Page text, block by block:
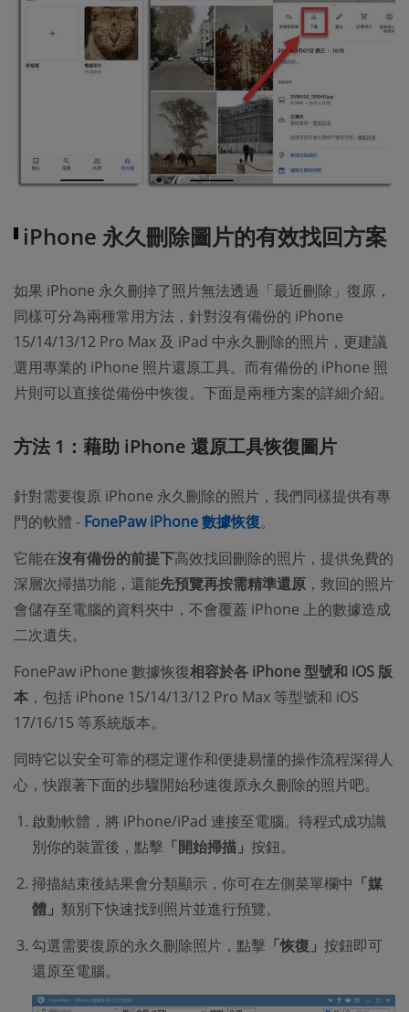
iPhone 永久刪除圖片的有效找回方案
如果 iPhone 永久刪掉了照片無法透過「最近刪除」復原，
同樣可分為兩種常用方法，針對沒有備份的 iPhone
15/14/13/12 Pro Max 及 iPad 中永久刪除的照片，更建議
選用專業的 iPhone 照片還原工具。而有備份的 iPhone 照
片則可以直接從備份中恢復。下面是兩種方案的詳細介紹。
方法 1：藉助 iPhone 還原工具恢復圖片
針對需要復原 iPhone 永久刪除的照片，我們同樣提供有專
門的軟體 - FonePaw iPhone 數據恢復。
它能在沒有備份的前提下高效找回刪除的照片，提供免費的
深層次掃描功能，還能先預覽再按需精準還原 ，救回的照片
會儲存至電腦的資料夾中，不會覆蓋 iPhone 上的數據造成
二次遺失。
FonePaw iPhone 數據恢復相容於各 iPhone 型號和 iOS 版
本 ，包括 iPhone 15/14/13/12 Pro Max 等型號和 iOS
17/16/15 等系統版本。
同時它以安全可靠的穩定運作和便捷易懂的操作流程深得人
心，快跟著下面的步驟開始秒速復原永久刪除的照片吧。
啟動軟體，將 iPhone/iPad 連接至電腦。待程式成功識
別你的裝置後，點擊 「開始掃描」 按鈕。
掃描結束後結果會分類顯示，你可在左側菜單欄中 「媒
體」 類別下快速找到照片並進行預覽。
勾選需要復原的永久刪除照片，點擊 「恢復」 按鈕即可
還原至電腦。